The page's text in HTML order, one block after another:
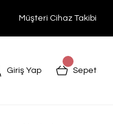
Müşteri Cihaz Takibi
Giriş Yap Sepet